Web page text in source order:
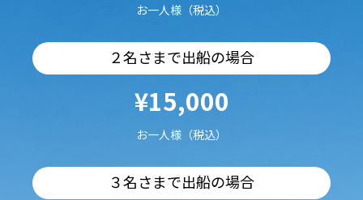
お一人様（税込）
２名さまで出船の場合
¥15,000
お一人様（税込）
３名さまで出船の場合